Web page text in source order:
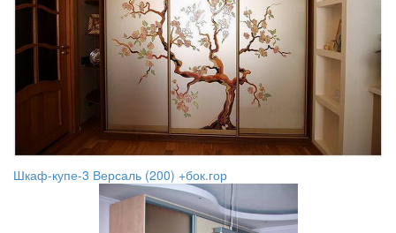
Шкаф-купе-3 Версаль (200) +бок.гор